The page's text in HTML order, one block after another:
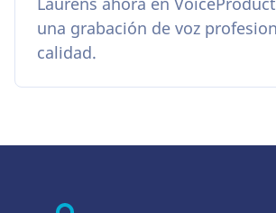
una grabación de voz
calidad.